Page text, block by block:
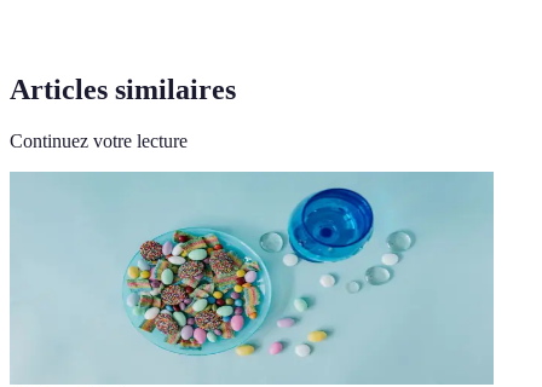
Articles similaires
Continuez votre lecture